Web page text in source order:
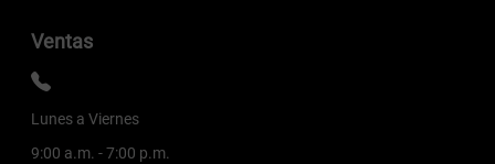
Ventas
Lunes a Viernes
9:00 a.m. - 7:00 p.m.